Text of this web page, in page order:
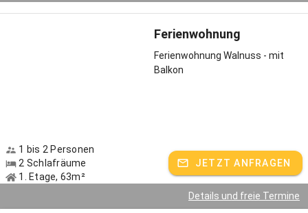
Ferienwohnung
Ferienwohnung Walnuss - mit
Balkon
1 bis 2 Personen
2 Schlafräume
1. Etage, 63m²
JETZT ANFRAGEN
Details und freie Termine